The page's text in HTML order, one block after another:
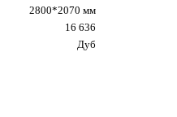
2800*2070 мм
16 636
Дуб